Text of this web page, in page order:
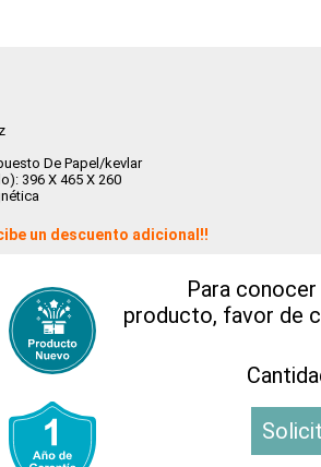
De Papel/kevlar
396 X 465 X 260
un descuento adicional!!
Para
producto, favor de